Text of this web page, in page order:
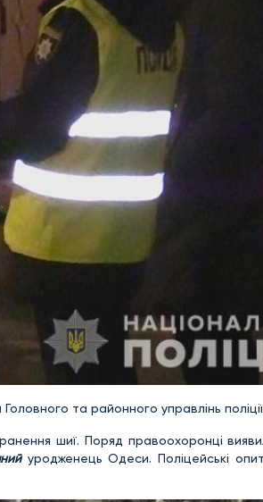
та районного управлінь
шиї. Поряд правоохоронці
уродженець Одеси. Поліцейські